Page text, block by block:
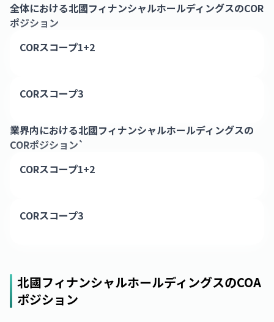
全体における北國フィナンシャルホールディングスのCOR
ポジション
CORスコープ1+2
CORスコープ3
業界内における北國フィナンシャルホールディングスの
CORポジション`
CORスコープ1+2
CORスコープ3
北國フィナンシャルホールディングスのCOA
ポジション